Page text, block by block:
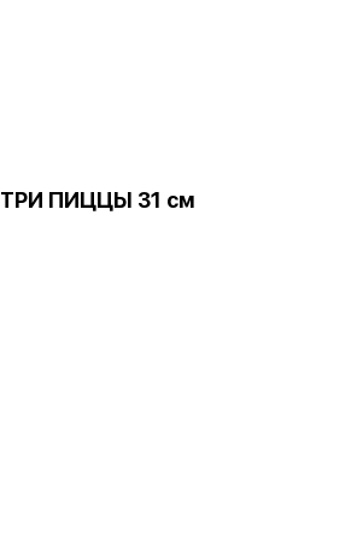
ТРИ ПИЦЦЫ 31 см